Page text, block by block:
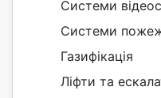
Системи
Системи
Газифікація
Ліфти та